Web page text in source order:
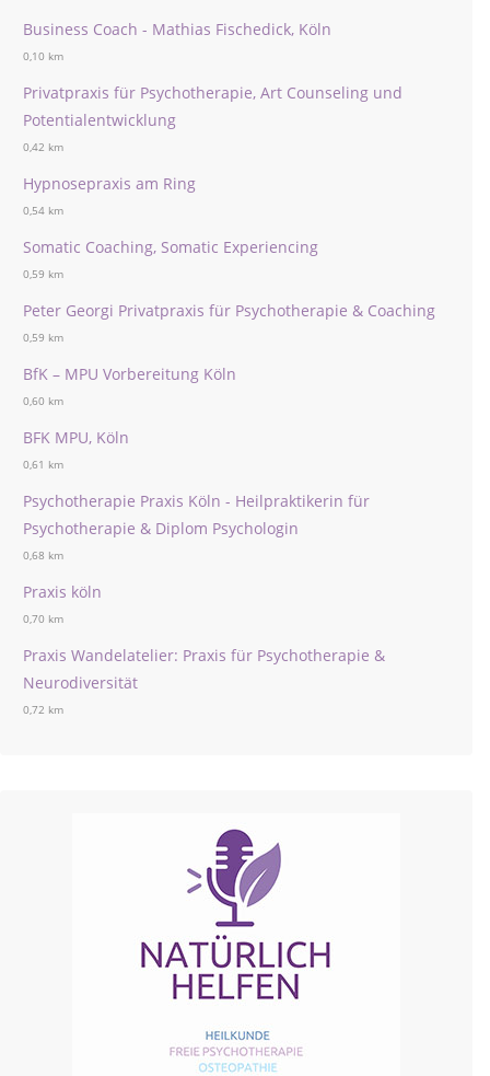
Business Coach - Mathias Fischedick, Köln
0,10 km
Privatpraxis für Psychotherapie, Art Counseling und
Potentialentwicklung
0,42 km
Hypnosepraxis am Ring
0,54 km
Somatic Coaching, Somatic Experiencing
0,59 km
Peter Georgi Privatpraxis für Psychotherapie & Coaching
0,59 km
BfK – MPU Vorbereitung Köln
0,60 km
BFK MPU, Köln
0,61 km
Psychotherapie Praxis Köln - Heilpraktikerin für
Psychotherapie & Diplom Psychologin
0,68 km
Praxis köln
0,70 km
Praxis Wandelatelier: Praxis für Psychotherapie &
Neurodiversität
0,72 km